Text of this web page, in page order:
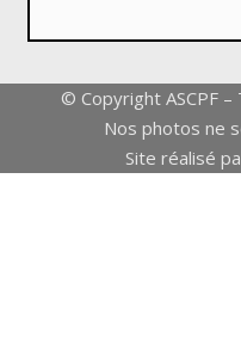
© Copyright ASCPF
Nos photos ne
Site réalisé